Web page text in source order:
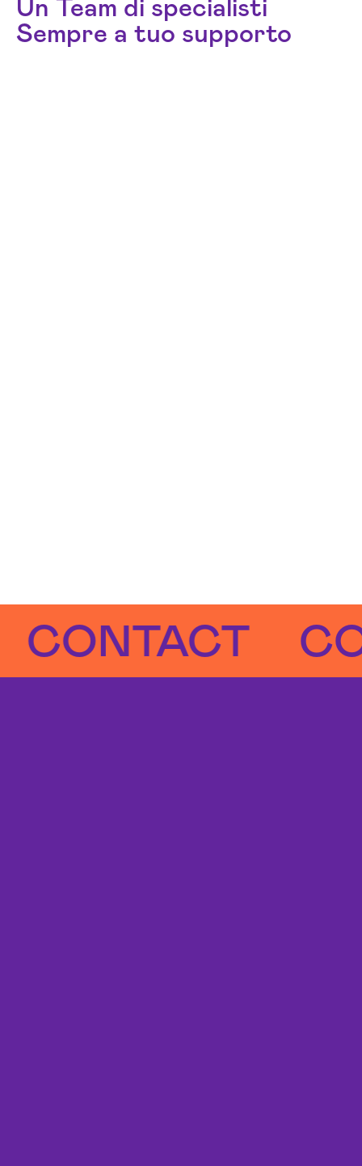
Un Team di specialisti
Sempre a tuo supporto